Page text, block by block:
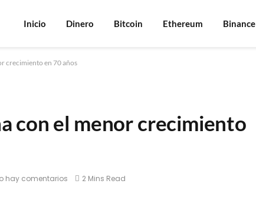
Inicio Dinero Bitcoin Ethereum Binance
crecimiento en 70 años
con el menor crecimiento
hay comentarios 2 Mins Read